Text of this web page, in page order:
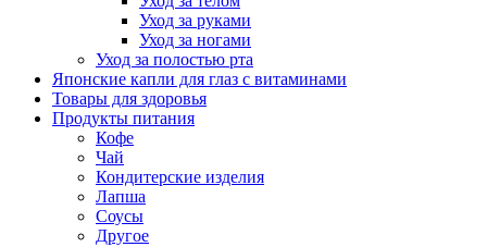
Уход за руками
Уход за ногами
Уход за полостью рта
Японские капли для глаз с витаминами
Товары для здоровья
Продукты питания
Кофе
Чай
Кондитерские изделия
Лапша
Соусы
Другое